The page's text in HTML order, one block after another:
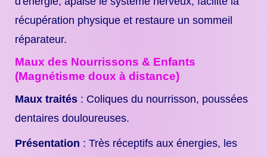
récupération physique et restaure un sommeil
réparateur.
Maux des Nourrissons & Enfants
(Magnétisme doux à distance)
Maux traités : Coliques du nourrisson, poussées
dentaires douloureuses.
Présentation : Très réceptifs aux énergies, les